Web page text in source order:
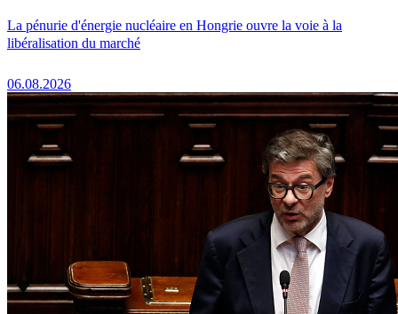
La pénurie d'énergie nucléaire en Hongrie ouvre la voie à la
libéralisation du marché
06.08.2026